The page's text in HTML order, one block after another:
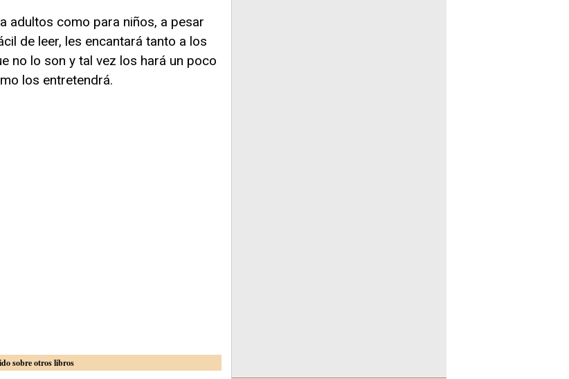
adultos como para niños, a pesar
de leer, les encantará tanto a los
no lo son y tal vez los hará un poco
los entretendrá.
sobre otros libros